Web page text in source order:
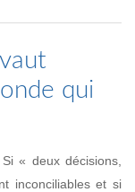
qui
« deux décisions,
inconciliables et si